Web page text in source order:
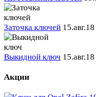
Заточка ключей 15.авг.18
Выкидной ключ 15.авг.18
Акции